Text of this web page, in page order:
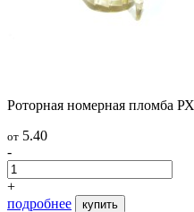
Роторная номерная пломба
от 5.40
-
+
подробнее
купить